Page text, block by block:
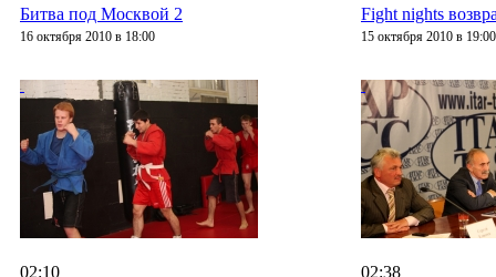
Битва под Москвой 2
16 октября 2010 в 18:00
Fight nights
15 октября 2010 в 19:00
02:10 02:38